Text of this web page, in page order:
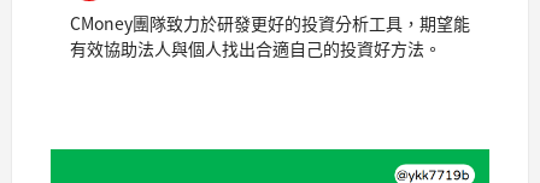
CMoney團隊致力於研發更好的投資分析工具，期望能
有效協助法人與個人找出合適自己的投資好方法。